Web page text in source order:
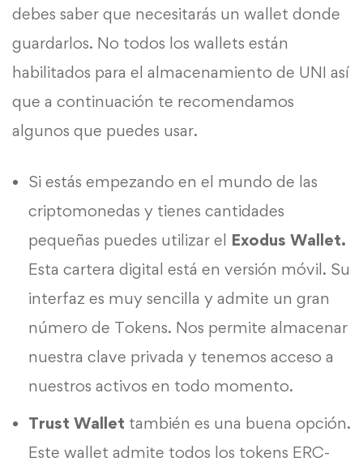
debes saber que necesitarás un wallet donde
guardarlos. No todos los wallets están
habilitados para el almacenamiento de UNI así
que a continuación te recomendamos
algunos que puedes usar.
Si estás empezando en el mundo de las
criptomonedas y tienes cantidades
pequeñas puedes utilizar el Exodus Wallet.
Esta cartera digital está en versión móvil. Su
interfaz es muy sencilla y admite un gran
número de Tokens. Nos permite almacenar
nuestra clave privada y tenemos acceso a
nuestros activos en todo momento.
Trust Wallet también es una buena opción.
Este wallet admite todos los tokens ERC-